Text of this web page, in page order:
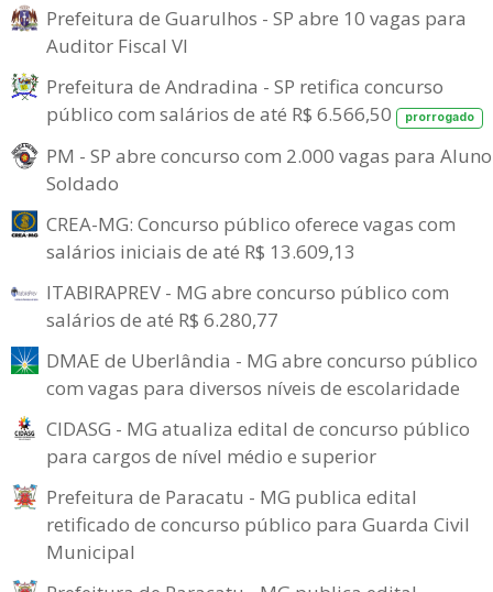
Prefeitura de Guarulhos - SP abre 10 vagas para
Auditor Fiscal VI
Prefeitura de Andradina - SP retifica concurso
público com salários de até R$ 6.566,50
prorrogado
PM - SP abre concurso com 2.000 vagas para
Soldado
CREA-MG: Concurso público oferece vagas com
salários iniciais de até R$ 13.609,13
ITABIRAPREV - MG abre concurso público com
salários de até R$ 6.280,77
DMAE de Uberlândia - MG abre concurso público
com vagas para diversos níveis de escolaridade
CIDASG - MG atualiza edital de concurso público
para cargos de nível médio e superior
Prefeitura de Paracatu - MG publica edital
retificado de concurso público para Guarda Civil
Municipal